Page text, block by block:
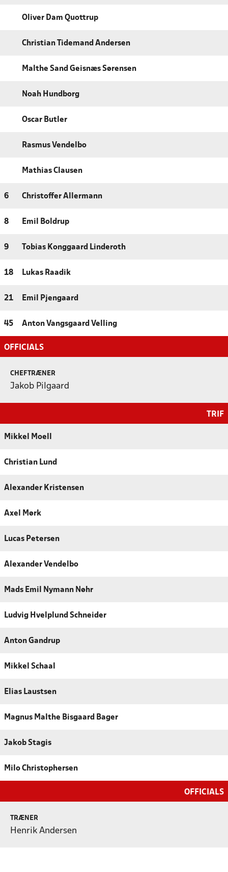
Oliver Dam Quottrup
Christian Tidemand Andersen
Malthe Sand Geisnæs Sørensen
Noah Hundborg
Oscar Butler
Rasmus Vendelbo
Mathias Clausen
6 Christoffer Allermann
8 Emil Boldrup
9 Tobias Konggaard Linderoth
18 Lukas Raadik
21 Emil Pjengaard
45 Anton Vangsgaard Velling
OFFICIALS
CHEFTRÆNER
Jakob Pilgaard
TRIF
Mikkel Moell
Christian Lund
Alexander Kristensen
Axel Mørk
Lucas Petersen
Alexander Vendelbo
Mads Emil Nymann Nøhr
Ludvig Hvelplund Schneider
Anton Gandrup
Mikkel Schaal
Elias Laustsen
Magnus Malthe Bisgaard Bager
Jakob Stagis
Milo Christophersen
OFFICIALS
TRÆNER
Henrik Andersen